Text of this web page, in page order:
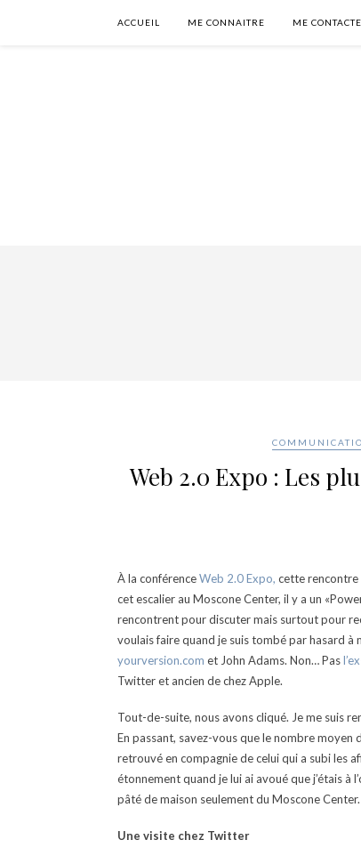
ACCUEIL ME CONNAITRE ME
Web 2.0 Expo : Les
À la conférenceWeb 2.0 Expo, cette rencontre
cet escalier au Moscone Center, il y a un
rencontrent pour discuter mais surtout pour
voulais faire quand je suis tombé par hasard à
yourversion.com et John Adams. Non… Pas
Twitter et ancien de chez Apple.
Tout-de-suite, nous avons cliqué. Je me suis
En passant, savez-vous que le nombre
retrouvé en compagnie de celui qui a subi les
étonnement quand je lui ai avoué que j’étais à
pâté de maison seulement du Moscone Center.
Une visite chez Twitter